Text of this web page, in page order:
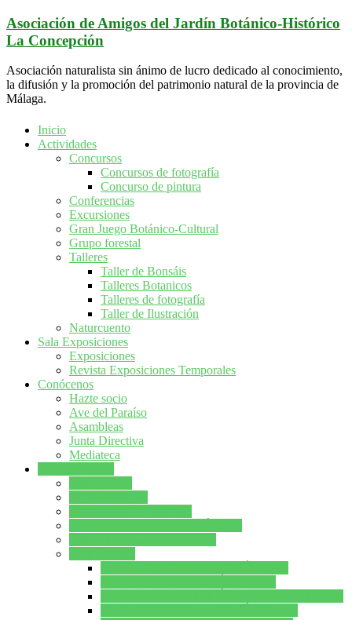
Saltar
al
contenido
Asociación de Amigos del Jardín Botánico-Histórico
La Concepción
Asociación naturalista sin ánimo de lucro dedicado al conocimiento,
la difusión y la promoción del patrimonio natural de la provincia de
Málaga.
Inicio
Actividades
Concursos
Concursos de fotografía
Concurso de pintura
Conferencias
Excursiones
Gran Juego Botánico-Cultural
Grupo forestal
Talleres
Taller de Bonsáis
Talleres Botanicos
Talleres de fotografía
Taller de Ilustración
Naturcuento
Sala Exposiciones
Exposiciones
Revista Exposiciones Temporales
Conócenos
Hazte socio
Ave del Paraíso
Asambleas
Junta Directiva
Mediateca